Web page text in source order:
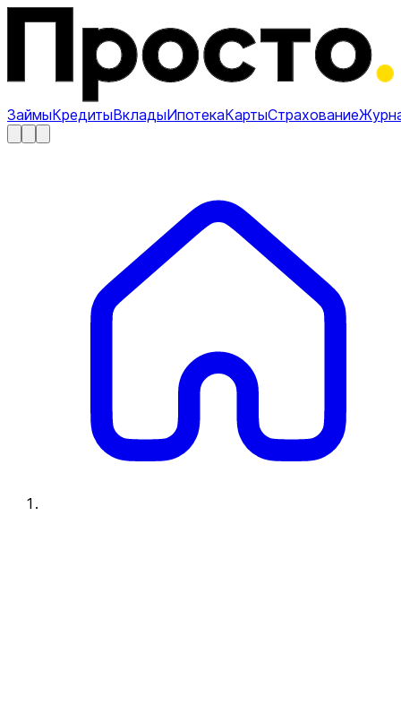
ЗаймыКредитыВкладыИпотекаКартыСтрахование